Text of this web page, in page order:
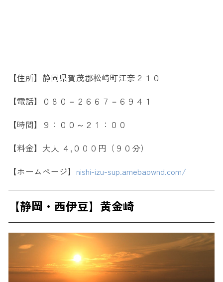
【住所】静岡県賀茂郡松崎町江奈２１０
【電話】０８０－２６６７－６９４１
【時間】９：００～２１：００
【料金】大人 ４,０００円（９０分）
【ホームぺージ】 nishi-izu-sup.amebaownd.com/
【静岡・西伊豆】黄金崎